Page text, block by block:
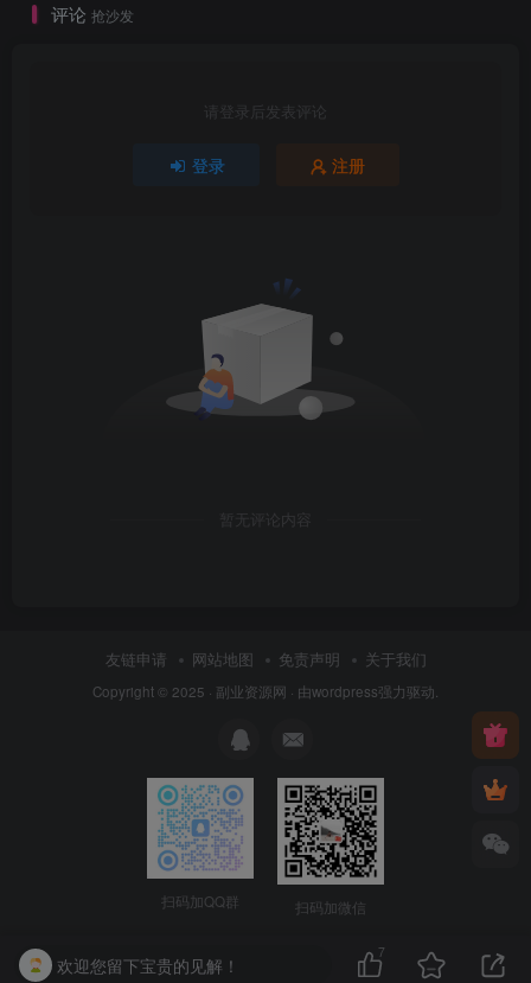
评论 抢沙发
请登录后发表评论
登录 注册
暂无评论内容
友链申请 网站地图 免责声明 关于我们
Copyright © 2025 · 副业资源网 · 由wordpress强力驱动.
扫码加QQ群 扫码加微信
欢迎您留下宝贵的见解！
7